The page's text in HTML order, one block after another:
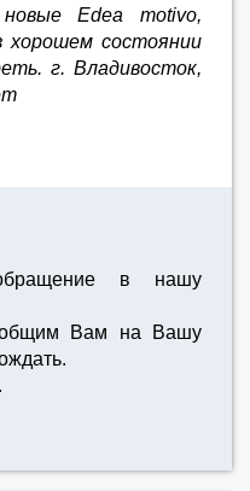
Edea motivo,
хорошем состоянии
г. Владивосток,
в нашу
Вам на Вашу